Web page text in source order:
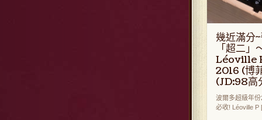
幾近滿分
「超二」
Léoville
2016 (博
(JD:98高
波爾多超級年
必收! Léoville P